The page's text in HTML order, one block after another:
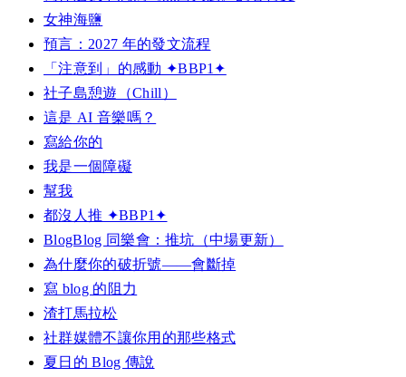
女神海鹽
預言：2027 年的發文流程
「注意到」的感動 ✦BBP1✦
社子島憩遊（Chill）
這是 AI 音樂嗎？
寫給你的
我是一個障礙
幫我
都沒人推 ✦BBP1✦
BlogBlog 同樂會：推坑（中場更新）
為什麼你的破折號——會斷掉
寫 blog 的阻力
渣打馬拉松
社群媒體不讓你用的那些格式
夏日的 Blog 傳說